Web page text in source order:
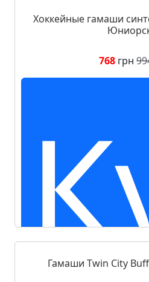
Хоккейные гамаши
768 грн
Гамаши Twin City